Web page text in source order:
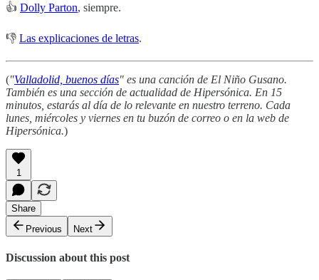
👍 Dolly Parton, siempre.
👎 Las explicaciones de letras.
("Valladolid, buenos días" es una canción de El Niño Gusano.
También es una sección de actualidad de Hipersónica. En 15
minutos, estarás al día de lo relevante en nuestro terreno. Cada
lunes, miércoles y viernes en tu buzón de correo o en la web de
Hipersónica.)
1
Share
Previous
Next
Discussion about this post